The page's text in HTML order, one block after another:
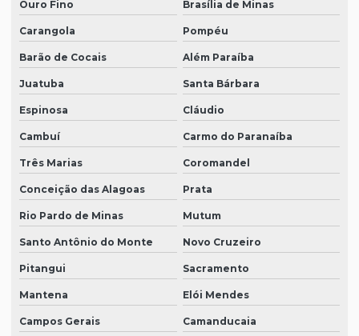
Ouro Fino Brasília de Minas
Carangola Pompéu
Barão de Cocais Além Paraíba
Juatuba Santa Bárbara
Espinosa Cláudio
Cambuí Carmo do Paranaíba
Três Marias Coromandel
Conceição das Alagoas Prata
Rio Pardo de Minas Mutum
Santo Antônio do Monte Novo Cruzeiro
Pitangui Sacramento
Mantena Elói Mendes
Campos Gerais Camanducaia